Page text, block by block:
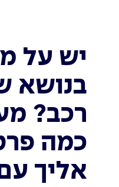
יש על
בנושא
רכב?
כמה
אליך